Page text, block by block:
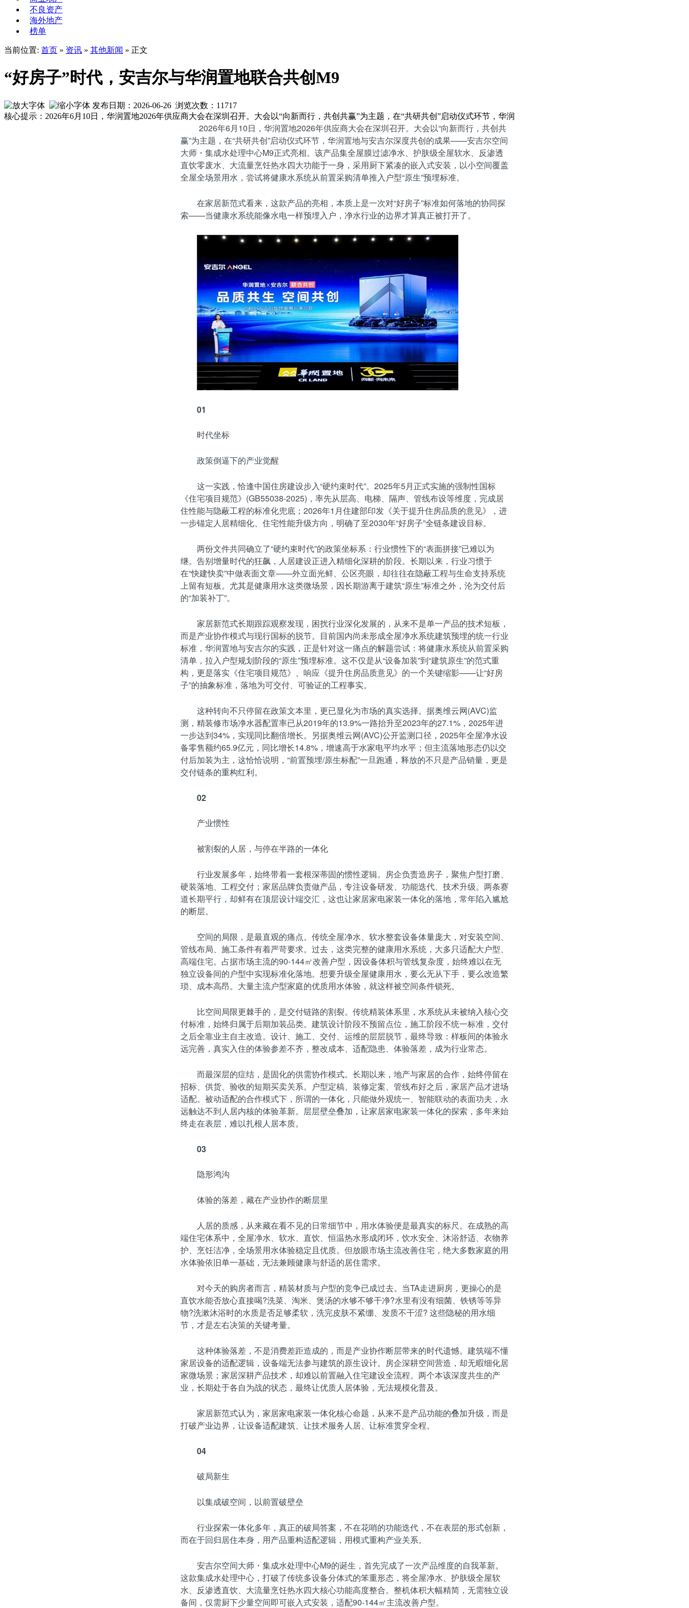
不良资产
海外地产
榜单
当前位置: 首页 » 资讯 » 其他新闻 » 正文
“好房子”时代，安吉尔与华润置地联合共创M9
发布日期：2026-06-26 浏览次数： 11717
核心提示：2026年6月10日，华润置地2026年供应商大会在深圳召开。大会以“向新而行，共创共赢”为主题，在“共研共创”启动仪式环节，华润
2026年6月10日，华润置地2026年供应商大会在深圳召开。大会以“向新而行，共创共
赢”为主题，在“共研共创”启动仪式环节，华润置地与安吉尔深度共创的成果——安吉尔空间
大师・集成水处理中心M9正式亮相。该产品集全屋膜过滤净水、护肤级全屋软水、反渗透
直饮零废水、大流量烹饪热水四大功能于一身，采用厨下紧凑的嵌入式安装，以小空间覆盖
全屋全场景用水，尝试将健康水系统从前置采购清单推入户型“原生”预埋标准。
在家居新范式看来，这款产品的亮相，本质上是一次对“好房子”标准如何落地的协同探
索——当健康水系统能像水电一样预埋入户，净水行业的边界才算真正被打开了。
01
时代坐标
政策倒逼下的产业觉醒
这一实践，恰逢中国住房建设步入“硬约束时代”。2025年5月正式实施的强制性国标
《住宅项目规范》(GB55038-2025)，率先从层高、电梯、隔声、管线布设等维度，完成居
住性能与隐蔽工程的标准化兜底；2026年1月住建部印发《关于提升住房品质的意见》，进
一步锚定人居精细化、住宅性能升级方向，明确了至2030年“好房子”全链条建设目标。
两份文件共同确立了“硬约束时代”的政策坐标系：行业惯性下的“表面拼接”已难以为
继。告别增量时代的狂飙，人居建设正进入精细化深耕的阶段。长期以来，行业习惯于
在“快建快卖”中做表面文章——外立面光鲜、公区亮眼，却往往在隐蔽工程与生命支持系统
上留有短板。尤其是健康用水这类微场景，因长期游离于建筑“原生”标准之外，沦为交付后
的“加装补丁”。
家居新范式长期跟踪观察发现，困扰行业深化发展的，从来不是单一产品的技术短板，
而是产业协作模式与现行国标的脱节。目前国内尚未形成全屋净水系统建筑预埋的统一行业
标准，华润置地与安吉尔的实践，正是针对这一痛点的解题尝试：将健康水系统从前置采购
清单，拉入户型规划阶段的“原生”预埋标准。这不仅是从“设备加装”到“建筑原生”的范式重
构，更是落实《住宅项目规范》、响应《提升住房品质意见》的一个关键缩影——让“好房
子”的抽象标准，落地为可交付、可验证的工程事实。
这种转向不只停留在政策文本里，更已显化为市场的真实选择。据奥维云网(AVC)监
测，精装修市场净水器配置率已从2019年的13.9%一路抬升至2023年的27.1%，2025年进
一步达到34%，实现同比翻倍增长。另据奥维云网(AVC)公开监测口径，2025年全屋净水设
备零售额约65.9亿元，同比增长14.8%，增速高于水家电平均水平；但主流落地形态仍以交
付后加装为主，这恰恰说明，“前置预埋/原生标配”一旦跑通，释放的不只是产品销量，更是
交付链条的重构红利。
02
产业惯性
被割裂的人居，与停在半路的一体化
行业发展多年，始终带着一套根深蒂固的惯性逻辑。房企负责造房子，聚焦户型打磨、
硬装落地、工程交付；家居品牌负责做产品，专注设备研发、功能迭代、技术升级。两条赛
道长期平行，却鲜有在顶层设计端交汇，这也让家居家电家装一体化的落地，常年陷入尴尬
的断层。
空间的局限，是最直观的痛点。传统全屋净水、软水整套设备体量庞大，对安装空间、
管线布局、施工条件有着严苛要求。过去，这类完整的健康用水系统，大多只适配大户型、
高端住宅。占据市场主流的90-144㎡改善户型，因设备体积与管线复杂度，始终难以在无
独立设备间的户型中实现标准化落地。想要升级全屋健康用水，要么无从下手，要么改造繁
琐、成本高昂。大量主流户型家庭的优质用水体验，就这样被空间条件锁死。
比空间局限更棘手的，是交付链路的割裂。传统精装体系里，水系统从未被纳入核心交
付标准，始终归属于后期加装品类。建筑设计阶段不预留点位，施工阶段不统一标准，交付
之后全靠业主自主改造。设计、施工、交付、运维的层层脱节，最终导致：样板间的体验永
远完善，真实入住的体验参差不齐，整改成本、适配隐患、体验落差，成为行业常态。
而最深层的症结，是固化的供需协作模式。长期以来，地产与家居的合作，始终停留在
招标、供货、验收的短期买卖关系。户型定稿、装修定案、管线布好之后，家居产品才进场
适配。被动适配的合作模式下，所谓的一体化，只能做外观统一、智能联动的表面功夫，永
远触达不到人居内核的体验革新。层层壁垒叠加，让家居家电家装一体化的探索，多年来始
终走在表层，难以扎根人居本质。
03
隐形鸿沟
体验的落差，藏在产业协作的断层里
人居的质感，从来藏在看不见的日常细节中，用水体验便是最真实的标尺。在成熟的高
端住宅体系中，全屋净水、软水、直饮、恒温热水形成闭环，饮水安全、沐浴舒适、衣物养
护、烹饪洁净，全场景用水体验稳定且优质。但放眼市场主流改善住宅，绝大多数家庭的用
水体验依旧单一基础，无法兼顾健康与舒适的居住需求。
对今天的购房者而言，精装材质与户型的竞争已成过去。当TA走进厨房，更操心的是
直饮水能否放心直接喝?洗菜、淘米、煲汤的水够不够干净?水里有没有细菌、铁锈等等异
物?洗漱沐浴时的水质是否足够柔软，洗完皮肤不紧绷、发质不干涩? 这些隐秘的用水细
节，才是左右决策的关键考量。
这种体验落差，不是消费差距造成的，而是产业协作断层带来的时代遗憾。建筑端不懂
家居设备的适配逻辑，设备端无法参与建筑的原生设计。房企深耕空间营造，却无暇细化居
家微场景；家居深耕产品技术，却难以前置融入住宅建设全流程。两个本该深度共生的产
业，长期处于各自为战的状态，最终让优质人居体验，无法规模化普及。
家居新范式认为，家居家电家装一体化核心命题，从来不是产品功能的叠加升级，而是
打破产业边界，让设备适配建筑、让技术服务人居、让标准贯穿全程。
04
破局新生
以集成破空间，以前置破壁垒
行业探索一体化多年，真正的破局答案，不在花哨的功能迭代，不在表层的形式创新，
而在于回归居住本身，用产品重构适配逻辑，用模式重构产业关系。
安吉尔空间大师・集成水处理中心M9的诞生，首先完成了一次产品维度的自我革新。
这款集成水处理中心，打破了传统多设备分体式的笨重形态，将全屋净水、护肤级全屋软
水、反渗透直饮、大流量烹饪热水四大核心功能高度整合。整机体积大幅精简，无需独立设
备间，仅需厨下少量空间即可嵌入式安装，适配90-144㎡主流改善户型。